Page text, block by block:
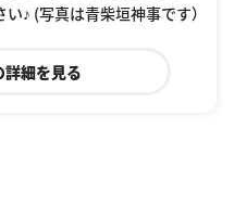
♪ (写真は青柴垣神事です）
詳細を見る